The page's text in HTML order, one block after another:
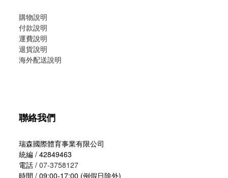
購物說明
付款說明
運費說明
退貨說明
海外配送說明
聯絡我們
瑞森國際體育事業有限公司
統編 / 42849463
電話 / 07-3758127
時間 / 09:00-17:00 (例假日除外)